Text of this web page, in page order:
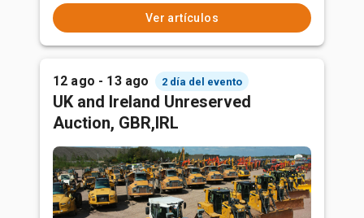
Ver artículos
12 ago - 13 ago 2 día del evento
UK and Ireland Unreserved
Auction, GBR,IRL